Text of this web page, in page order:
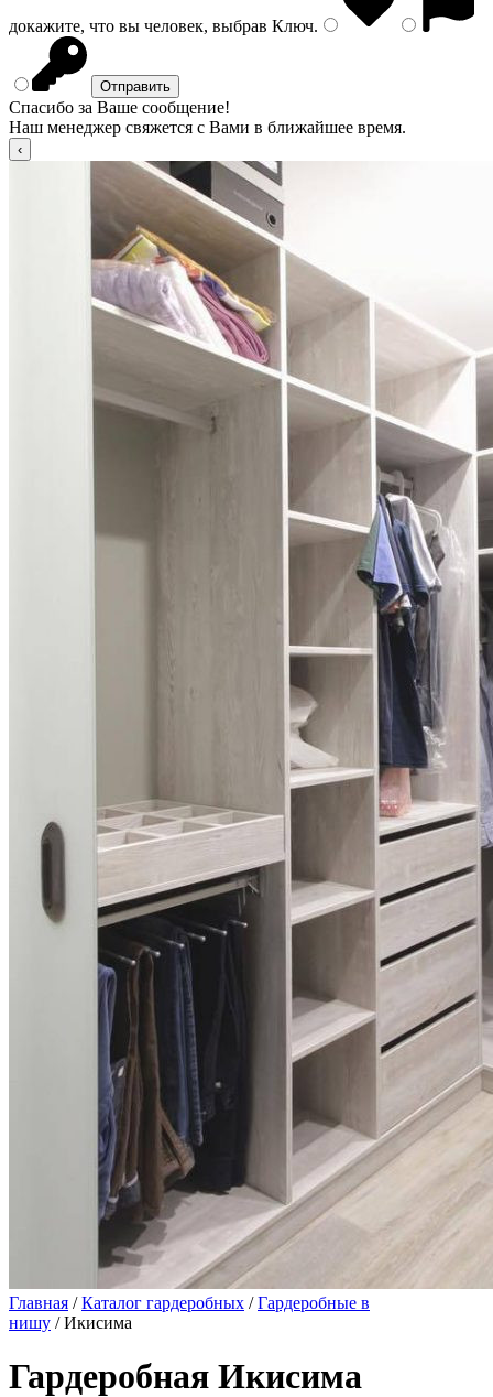
докажите, что вы человек, выбрав Ключ.
Спасибо за Ваше сообщение!
Наш менеджер свяжется с Вами в ближайшее время.
Главная /Каталог гардеробных /Гардеробные в
нишу / Икисима
Гардеробная Икисима